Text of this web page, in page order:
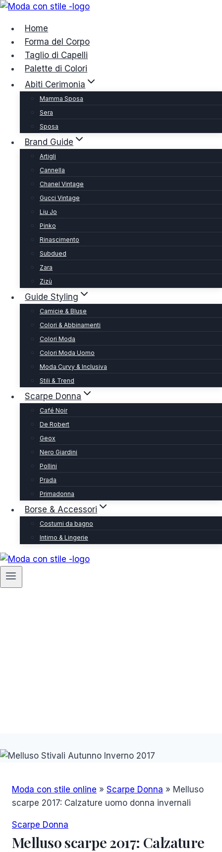
Salta
contenuto
Home
Forma del Corpo
Taglio di Capelli
Palette di Colori
Abiti Cerimonia
Mamma Sposa
Sera
Sposa
Brand Guide
Artigli
Cannella
Chanel Vintage
Gucci Vintage
Liu Jo
Pinko
Rinascimento
Subdued
Zara
Zizù
Guide Styling
Camicie & Bluse
Colori & Abbinamenti
Colori Moda
Colori Moda Uomo
Moda Curvy & Inclusiva
Stili & Trend
Scarpe Donna
Café Noir
De Robert
Geox
Nero Giardini
Pollini
Prada
Primadonna
Borse & Accessori
Costumi da bagno
Intimo & Lingerie
Moda con stile online » Scarpe Donna » Melluso
scarpe 2017: Calzature uomo donna invernali
Scarpe Donna
Melluso scarpe 2017: Calzature